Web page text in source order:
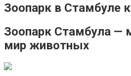
Зоопарк в Стамбуле
Зоопарк Стамбула —
мир животных